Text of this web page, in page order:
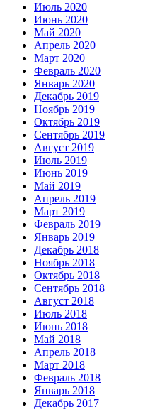
Июль 2020
Июнь 2020
Май 2020
Апрель 2020
Март 2020
Февраль 2020
Январь 2020
Декабрь 2019
Ноябрь 2019
Октябрь 2019
Сентябрь 2019
Август 2019
Июль 2019
Июнь 2019
Май 2019
Апрель 2019
Март 2019
Февраль 2019
Январь 2019
Декабрь 2018
Ноябрь 2018
Октябрь 2018
Сентябрь 2018
Август 2018
Июль 2018
Июнь 2018
Май 2018
Апрель 2018
Март 2018
Февраль 2018
Январь 2018
Декабрь 2017